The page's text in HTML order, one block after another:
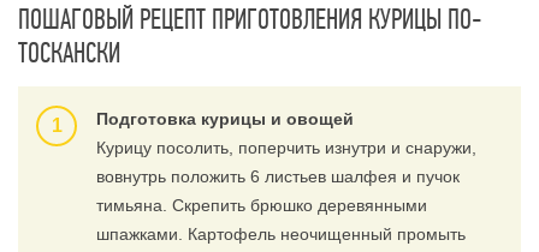
ПОШАГОВЫЙ РЕЦЕПТ ПРИГОТОВЛЕНИЯ КУРИЦЫ ПО-
ТОСКАНСКИ
Подготовка курицы и овощей
Курицу посолить, поперчить изнутри и снаружи,
вовнутрь положить 6 листьев шалфея и пучок
тимьяна. Скрепить брюшко деревянными
шпажками. Картофель неочищенный промыть